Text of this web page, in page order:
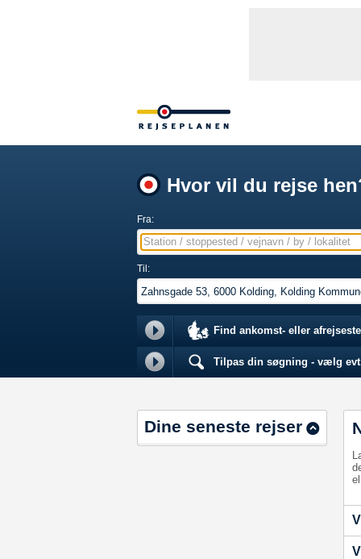
Hvor vil du rejse
Fra:
Station / stoppested / vejnavn / by / lokalitet
Til:
Find ankomst- eller
Tilpas din søgning - vælg
Dine seneste rejser